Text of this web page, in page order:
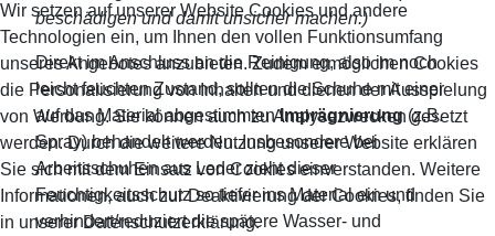
beschädigen und damit unsicher machen.)
Direkt im Anschluss an die Reinigung, also im noch
leicht feuchten Zustand, sollten die Schuhe mit einer
auf das Material abgestimmtenImprägnierung(z.B.
Spray) behandelt werden. Insbesondere bei
Arbeitsschuhen aus Leder zieht dieser
Feuchtigkeitsschutz so tiefer ins Material ein und
verhindert/reduziert die spätere Wasser- und
Wir setzen auf unserer Website Cookies und andere
Technologien ein, um Ihnen den vollen Funktionsumfang
unseres Angebotes anzubieten. Zudem ermöglichen Cookies
die Personalisierung von Inhalten und dienen der Ausspielung
von Werbung. Sie können auch zu Analysezwecken gesetzt
werden. Durch die weitere Nutzung unserer Website erklären
Sie sich mit dem Einsatz von Cookies einverstanden. Weitere
Informationen, auch zur Deaktivierung der Cookies, finden Sie
in unserer Datenschutzerklärung.